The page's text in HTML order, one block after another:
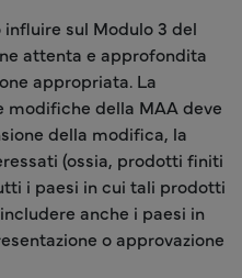
sul Modulo 3 del
attenta e approfondita
appropriata. La
modifiche della MAA deve
della modifica, la
(ossia, prodotti finiti
i paesi in cui tali prodotti
anche i paesi in
o approvazione